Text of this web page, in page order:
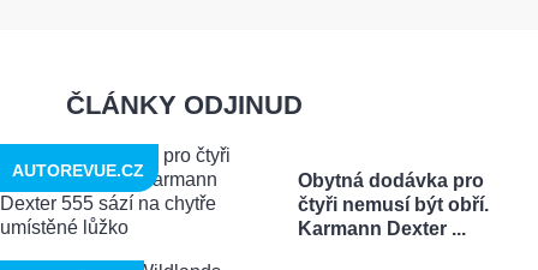
ČLÁNKY ODJINUD
Obytná dodávka pro
čtyři nemusí být obří.
Karmann Dexter ...
AUTOREVUE.CZ